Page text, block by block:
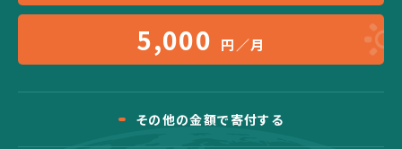
5,000 円／月
その他の金額で寄付する